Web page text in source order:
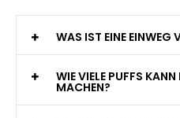
WAS IST EINE EINWEG
WIE VIELE PUFFS
MACHEN?